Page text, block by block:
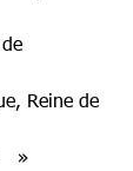
Reine de
»